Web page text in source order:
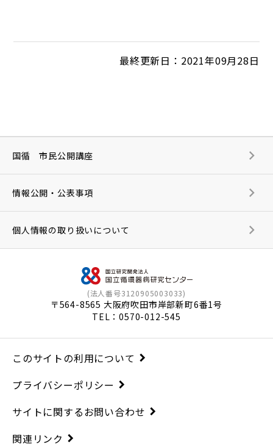
最終更新日：2021年09月28日
(法人番号3120905003033)
〒564-8565 大阪府吹田市岸部新町6番1号
TEL：0570-012-545
国循 市民公開講座
情報公開・公表事項
個人情報の取り扱いについて
このサイトの利用について
プライバシーポリシー
サイトに関するお問い合わせ
関連リンク